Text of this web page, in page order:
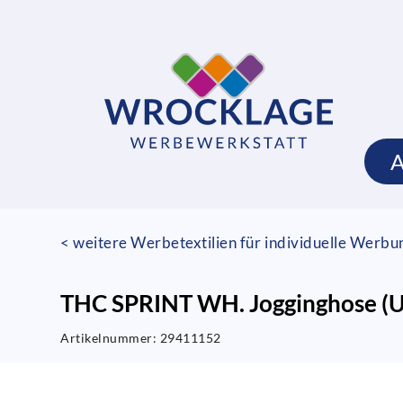
< weitere Werbetextilien für individuelle
THC SPRINT WH. Jogginghose
Artikelnummer: 29411152